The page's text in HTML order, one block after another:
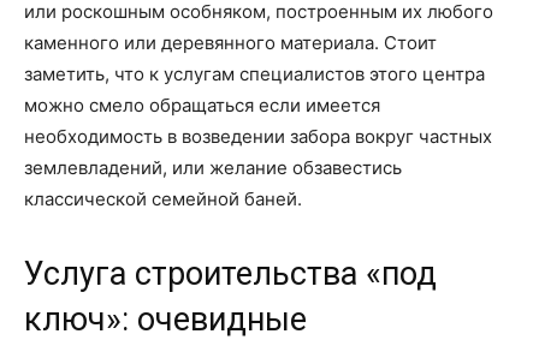
или роскошным особняком, построенным их любого
каменного или деревянного материала. Стоит
заметить, что к услугам специалистов этого центра
можно смело обращаться если имеется
необходимость в возведении забора вокруг частных
землевладений, или желание обзавестись
классической семейной баней.
Услуга строительства «под
ключ»: очевидные